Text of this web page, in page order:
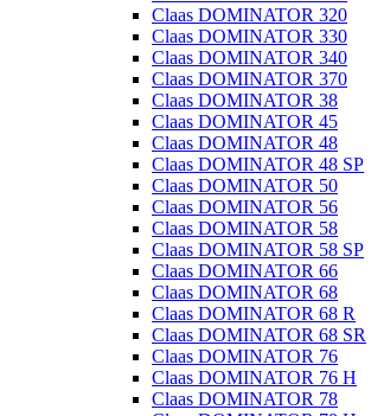
Claas DOMINATOR 320
Claas DOMINATOR 330
Claas DOMINATOR 340
Claas DOMINATOR 370
Claas DOMINATOR 38
Claas DOMINATOR 45
Claas DOMINATOR 48
Claas DOMINATOR 48 SP
Claas DOMINATOR 50
Claas DOMINATOR 56
Claas DOMINATOR 58
Claas DOMINATOR 58 SP
Claas DOMINATOR 66
Claas DOMINATOR 68
Claas DOMINATOR 68 R
Claas DOMINATOR 68 SR
Claas DOMINATOR 76
Claas DOMINATOR 76 H
Claas DOMINATOR 78